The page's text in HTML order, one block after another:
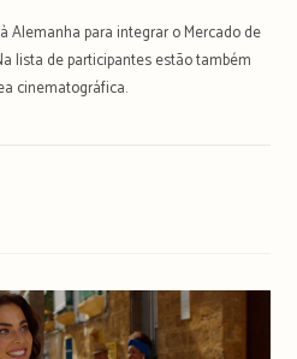
Alemanha para integrar o Mercado de
lista de participantes estão também
cinematográfica.